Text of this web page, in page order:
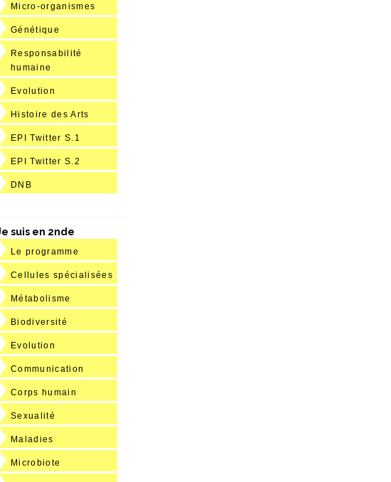
Micro-organismes
Génétique
Responsabilité
humaine
Evolution
Histoire des Arts
EPI Twitter S.1
EPI Twitter S.2
DNB
suis en 2nde
Le programme
Cellules spécialisées
Métabolisme
Biodiversité
Evolution
Communication
Corps humain
Sexualité
Maladies
Microbiote